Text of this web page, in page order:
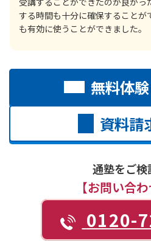
する時間も十分に確保することが
も有効に使うことができました。
無料体験
資料請
通塾をご検
【お問い合わ
0120-